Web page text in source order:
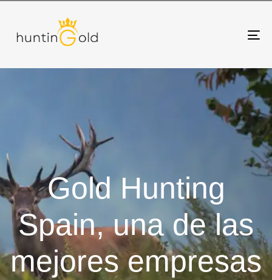
Gold Hunting
Spain, una de las
mejores empresas